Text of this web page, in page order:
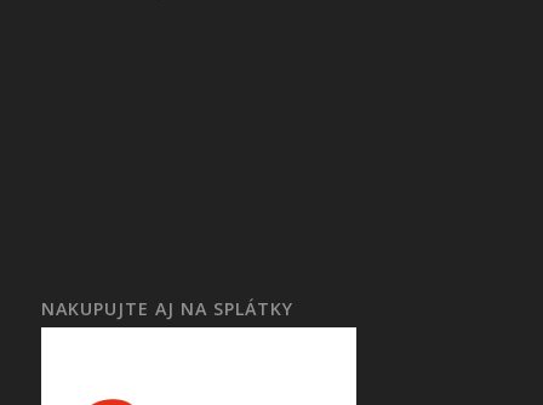
NAKUPUJTE AJ NA SPLÁTKY